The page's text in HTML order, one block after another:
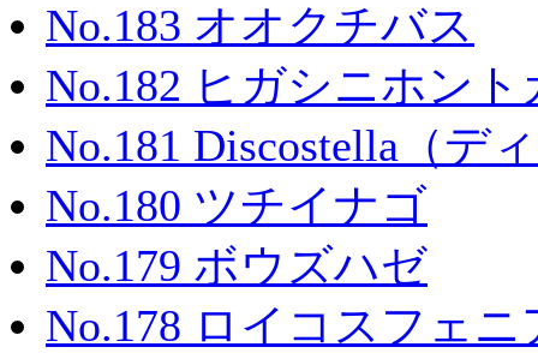
No.183 オオクチバス
No.182 ヒガシニホント
No.181 Discostella（デ
No.180 ツチイナゴ
No.179 ボウズハゼ
No.178 ロイコスフェニ